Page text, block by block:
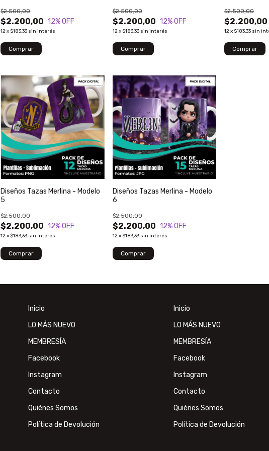
$2.200,00
$2.500,00
12% OFF
12x $183,33 sin interés
$2.200,00
$2.500,00
12% OFF
12x $183,33 sin interés
$2.200,00
$2.500,00
12x $183,33 sin
Diseños Tazas Merlina - Modelo
5
$2.200,00
$2.500,00
12% OFF
12x $183,33 sin interés
Diseños Tazas Merlina - Modelo
6
$2.200,00
$2.500,00
12% OFF
12x $183,33 sin interés
Inicio
LO MÁS NUEVO
MEMBRESÍA
Facebook
Instagram
Contacto
Quiénes Somos
Política de Devolución
Inicio
LO MÁS NUEVO
MEMBRESÍA
Facebook
Instagram
Contacto
Quiénes Somos
Política de Devolución